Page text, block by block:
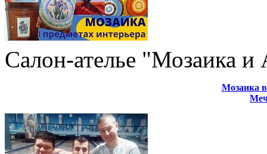
Салон-ателье "Мозаика
Мозаика в